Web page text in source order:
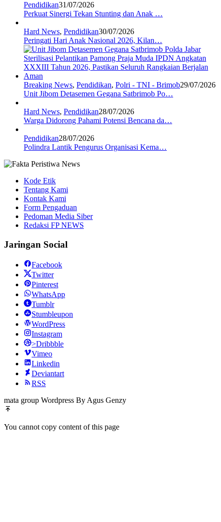
Pendidikan31/07/2026
Perkuat Sinergi Tekan Stunting dan Anak …
Hard News, Pendidikan30/07/2026
Peringati Hari Anak Nasional 2026, Kilan…
Breaking News, Pendidikan, Polri - TNI - Brimob29/07/2026
Unit Jibom Detasemen Gegana Satbrimob Po…
Hard News, Pendidikan28/07/2026
Warga Didorong Pahami Potensi Bencana da…
Pendidikan28/07/2026
Polindra Lantik Pengurus Organisasi Kema…
Kode Etik
Tentang Kami
Kontak Kami
Form Pengaduan
Pedoman Media Siber
Redaksi FP NEWS
Jaringan Social
Facebook
Twitter
Pinterest
WhatsApp
Tumblr
Stumbleupon
WordPress
Instagram
>Dribbble
Vimeo
Linkedin
Deviantart
RSS
mata group Wordpress By Agus Genzy
You cannot copy content of this page